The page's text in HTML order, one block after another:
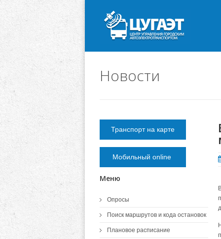
Новости
Транспорт на карте
Мобильный online
Меню
Опросы
Поиск маршрутов и кода остановок
Плановое расписание